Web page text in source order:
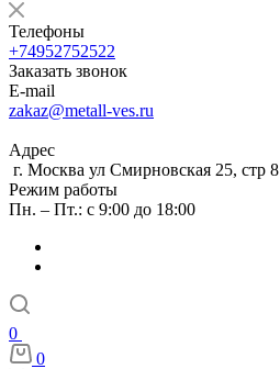
Телефоны
+74952752522
Заказать звонок
E-mail
zakaz@metall-ves.ru
Адрес
г. Москва ул Смирновская 25, стр 8
Режим работы
Пн. – Пт.: с 9:00 до 18:00
0
0